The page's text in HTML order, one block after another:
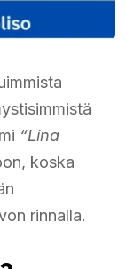
“Lina
koska
rinnalla.